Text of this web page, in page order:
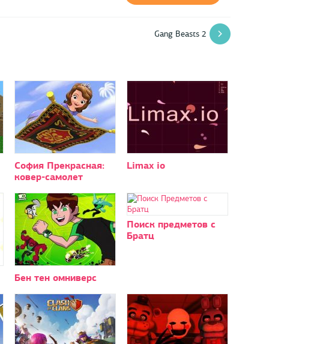
Gang Beasts 2
София Прекрасная:
ковер-самолет
Limax io
Бен тен омниверс
Поиск предметов с
Братц